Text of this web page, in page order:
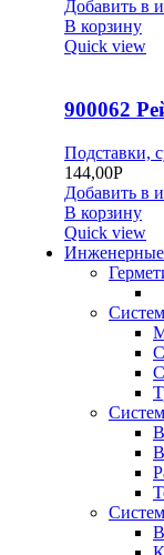
Добавить в
В корзину
Quick view
900062
Подставки,
144,00Р
Добавить в
В корзину
Quick view